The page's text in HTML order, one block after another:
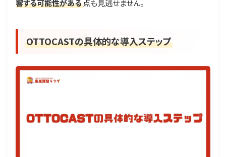
響する可能性がある点も見逃せません。
OTTOCASTの具体的な導入ステップ